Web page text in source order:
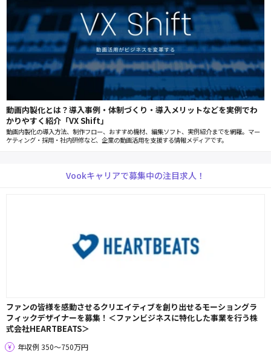
動画内製化とは？導入事例・体制づくり・導入メリットなどを実例でわ
かりやすく紹介「VX Shift」
動画内製化の導入方法、制作フロー、おすすめ機材、編集ソフト、実例紹介までを網羅。マー
ケティング・採用・社内研修など、企業の動画活用を支援する情報メディアです。
Vookキャリアで募集中の注目求人！
ファンの皆様を感動させるクリエイティブを創り出せるモーショングラ
フィックデザイナーを募集！＜ファンビジネスに特化した事業を行う株
式会社HEARTBEATS＞
年収例 350〜750万円